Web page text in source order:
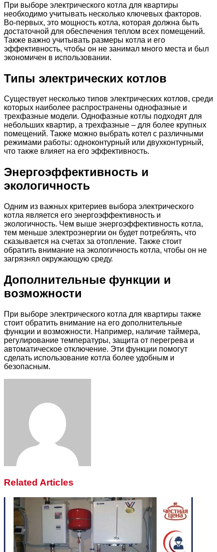
При выборе электрического котла для квартиры
необходимо учитывать несколько ключевых факторов.
Во-первых, это мощность котла, которая должна быть
достаточной для обеспечения теплом всех помещений.
Также важно учитывать размеры котла и его
эффективность, чтобы он не занимал много места и был
экономичен в использовании.
Типы электрических котлов
Существует несколько типов электрических котлов, среди
которых наиболее распространены однофазные и
трехфазные модели. Однофазные котлы подходят для
небольших квартир, а трехфазные – для более крупных
помещений. Также можно выбрать котел с различными
режимами работы: одноконтурный или двухконтурный,
что также влияет на его эффективность.
Энергоэффективность и
экологичность
Одним из важных критериев выбора электрического
котла является его энергоэффективность и
экологичность. Чем выше энергоэффективность котла,
тем меньше электроэнергии он будет потреблять, что
сказывается на счетах за отопление. Также стоит
обратить внимание на экологичность котла, чтобы он не
загрязнял окружающую среду.
Дополнительные функции и
возможности
При выборе электрического котла для квартиры также
стоит обратить внимание на его дополнительные
функции и возможности. Например, наличие таймера,
регулирование температуры, защита от перегрева и
автоматическое отключение. Эти функции помогут
сделать использование котла более удобным и
безопасным.
Related Articles